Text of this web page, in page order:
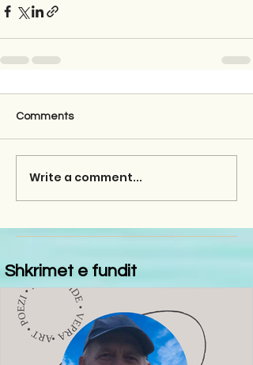
Comments
Write a comment...
Shkrimet e fundit